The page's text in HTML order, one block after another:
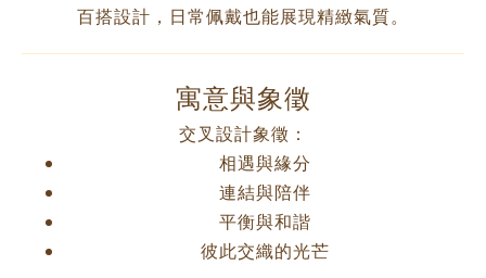
百搭設計，日常佩戴也能展現精緻氣質。
寓意與象徵
交叉設計象徵：
相遇與緣分
連結與陪伴
平衡與和諧
彼此交織的光芒